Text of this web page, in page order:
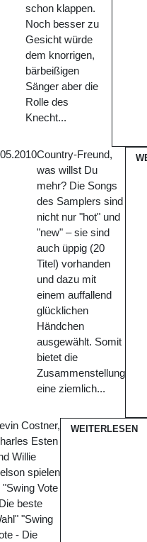
schon klappen.
Noch besser zu
Gesicht würde
dem knorrigen,
bärbeißigen
Sänger aber die
Rolle des
Knecht...
Country-Freund,
was willst Du
mehr? Die Songs
des Samplers sind
nicht nur "hot" und
"new" – sie sind
auch üppig (20
Titel) vorhanden
und dazu mit
einem auffallend
glücklichen
Händchen
ausgewählt. Somit
bietet die
Zusammenstellung
eine ziemlich...
Costner,
Esten
Willie
spielen
"Swing Vote
beste
"Swing
- Die
WEITERLESEN